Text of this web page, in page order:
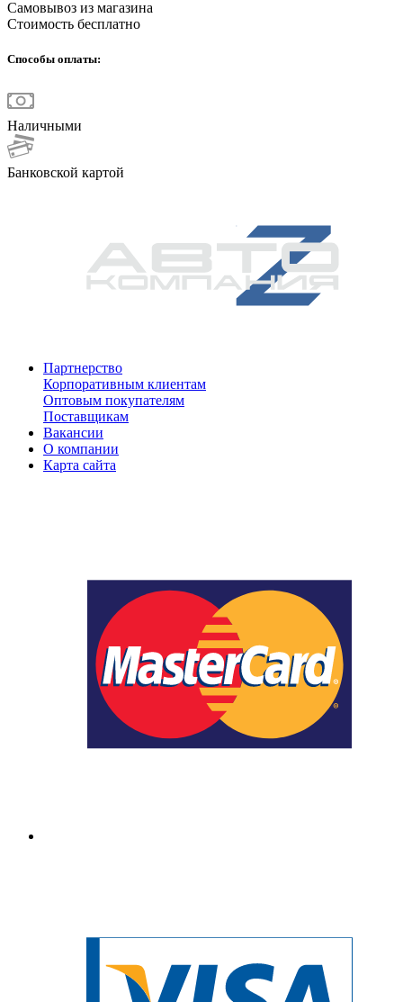
Самовывоз из магазина
Стоимость бесплатно
Способы оплаты:
Наличными
Банковской картой
Партнерство
Корпоративным клиентам
Оптовым покупателям
Поставщикам
Вакансии
О компании
Карта сайта